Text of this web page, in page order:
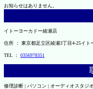
お知らせはありません。
イトーヨーカドー綾瀬店
住所 ： 東京都足立区綾瀬3丁目4-25イト
TEL ： 0356978351
修理診断 | パソコン | オーディオスタジ